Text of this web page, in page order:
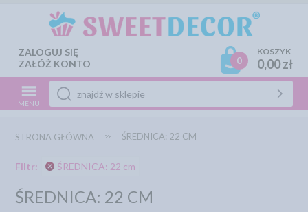
ZALOGUJ SIĘ
ZAŁÓŻ KONTO
0
KOSZYK
0,00 zł
MENU
STRONA GŁÓWNA ŚREDNICA: 22 CM
Filtr: ŚREDNICA: 22 cm
ŚREDNICA: 22 CM